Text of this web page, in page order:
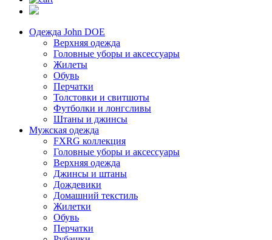
Одежда John DOE
Верхняя одежда
Головные уборы и аксессуары
Жилеты
Обувь
Перчатки
Толстовки и свитшоты
Футболки и лонгсливы
Штаны и джинсы
Мужская одежда
FXRG коллекция
Головные уборы и аксессуары
Верхняя одежда
Джинсы и штаны
Дождевики
Домашний текстиль
Жилетки
Обувь
Перчатки